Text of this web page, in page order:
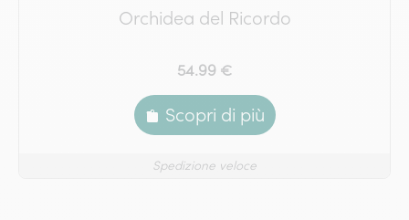
Orchidea del Ricordo
54.99 €
Scopri di più
Spedizione veloce